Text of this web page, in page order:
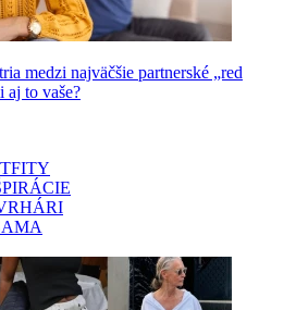
medzi najväčšie partnerské „red
aj to vaše?